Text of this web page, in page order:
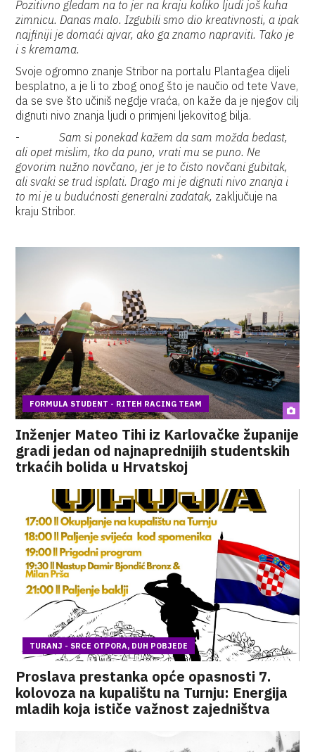
Pozitivno gledam na to jer na kraju koliko ljudi još kuha
zimnicu. Danas malo. Izgubili smo dio kreativnosti, a ipak
najfiniji je domaći ajvar, ako ga znamo napraviti. Tako je
i s kremama.
Svoje ogromno znanje Stribor na portalu Plantagea dijeli
besplatno, a je li to zbog onog što je naučio od tete Vave,
da se sve što učiniš negdje vraća, on kaže da je njegov cilj
dignuti nivo znanja ljudi o primjeni ljekovitog bilja.
-
Sam si ponekad kažem da sam možda bedast,
ali opet mislim, tko da puno, vrati mu se puno. Ne
govorim nužno novčano, jer je to čisto novčani gubitak,
ali svaki se trud isplati. Drago mi je dignuti nivo znanja i
to mi je u budućnosti generalni zadatak, zaključuje na
kraju Stribor.
FORMULA STUDENT - RITEH RACING TEAM
Inženjer Mateo Tihi iz Karlovačke županije
gradi jedan od najnaprednijih studentskih
trkaćih bolida u Hrvatskoj
TURANJ - SRCE OTPORA, DUH POBJEDE
Proslava prestanka opće opasnosti 7.
kolovoza na kupalištu na Turnju: Energija
mladih koja ističe važnost zajedništva